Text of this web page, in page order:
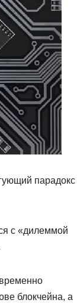
парадокс
с «дилеммой
блокчейна, а